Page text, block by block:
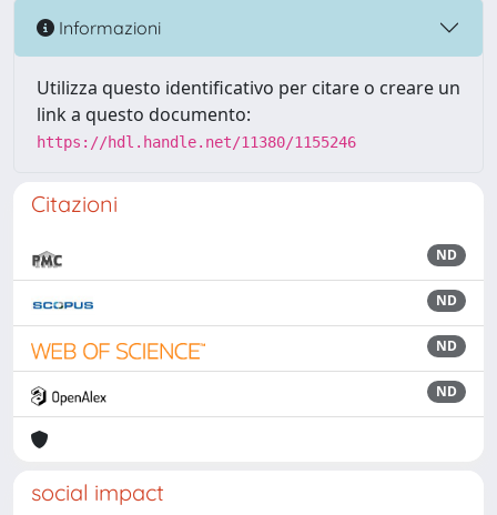
Informazioni
Utilizza questo identificativo per citare o creare un
link a questo documento:
https://hdl.handle.net/11380/1155246
Citazioni
ND
ND
ND
ND
social impact